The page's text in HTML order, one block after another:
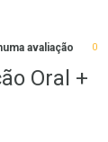
avaliação 0
Oral +